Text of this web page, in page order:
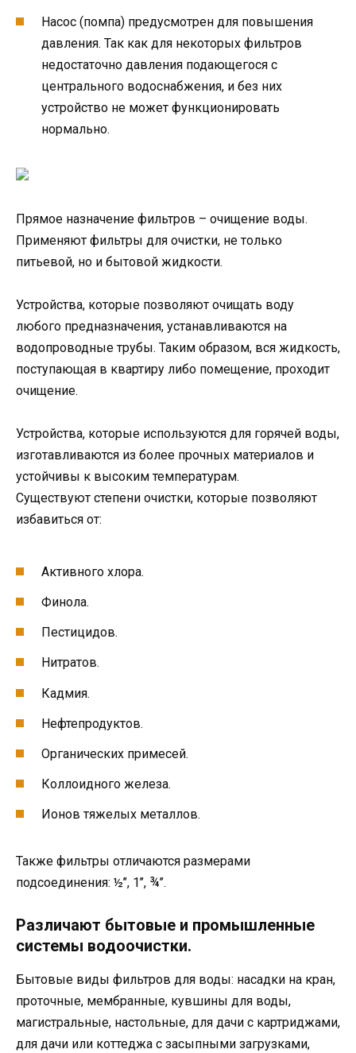
Насос (помпа) предусмотрен для повышения
давления. Так как для некоторых фильтров
недостаточно давления подающегося с
центрального водоснабжения, и без них
устройство не может функционировать
нормально.
Прямое назначение фильтров – очищение воды.
Применяют фильтры для очистки, не только
питьевой, но и бытовой жидкости.
Устройства, которые позволяют очищать воду
любого предназначения, устанавливаются на
водопроводные трубы. Таким образом, вся жидкость,
поступающая в квартиру либо помещение, проходит
очищение.
Устройства, которые используются для горячей воды,
изготавливаются из более прочных материалов и
устойчивы к высоким температурам.
Существуют степени очистки, которые позволяют
избавиться от:
Активного хлора.
Финола.
Пестицидов.
Нитратов.
Кадмия.
Нефтепродуктов.
Органических примесей.
Коллоидного железа.
Ионов тяжелых металлов.
Также фильтры отличаются размерами
подсоединения: ½’’, 1’’, ¾’’.
Различают бытовые и промышленные
системы водоочистки.
Бытовые виды фильтров для воды: насадки на кран,
проточные, мембранные, кувшины для воды,
магистральные, настольные, для дачи с картриджами,
для дачи или коттеджа с засыпными загрузками,